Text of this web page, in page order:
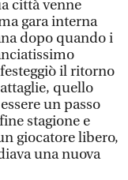
città venne
gara interna
dopo quando i
il ritorno
quello
un passo
stagione e
giocatore libero,
una nuova